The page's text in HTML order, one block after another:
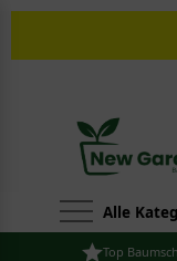
Alle
Top